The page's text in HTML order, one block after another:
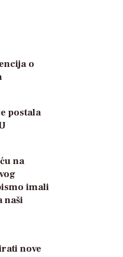
o
postala
na
imali
naši
nove